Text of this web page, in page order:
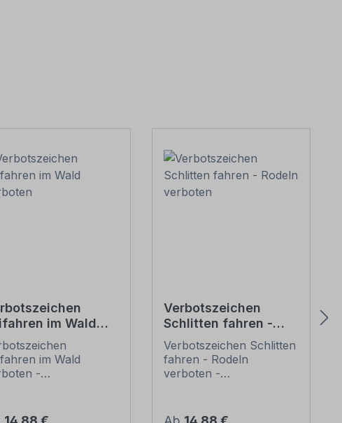
im Wald
im Wald
-
in der Regel
Preis:
Verbotszeichen
Schlitten fahren -
Rodeln verboten
Verbotszeichen Schlitten
fahren - Rodeln
verboten -
weisen in der Regel
Regulärer Preis: